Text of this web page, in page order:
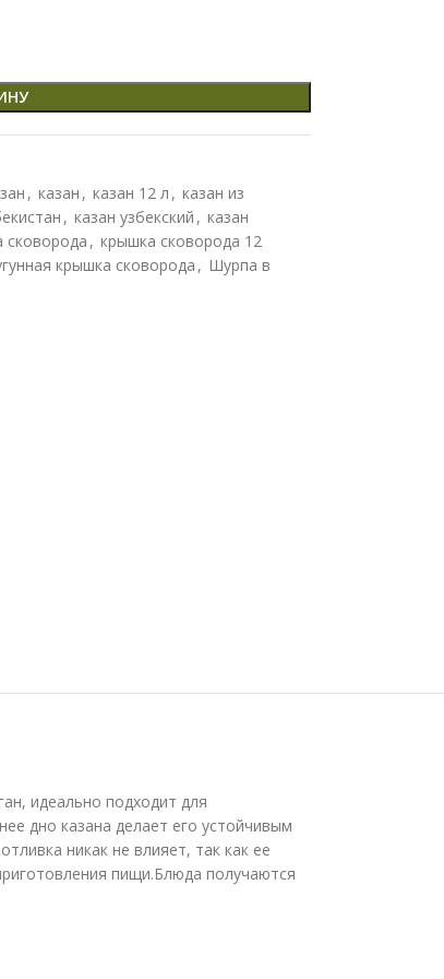
, казан , казан 12 л , казан из
, казан узбекский , казан
сковорода , крышка сковорода 12
крышка сковорода , Шурпа в
идеально подходит для
дно казана делает его устойчивым
никак не влияет, так как ее
пищи.Блюда получаются